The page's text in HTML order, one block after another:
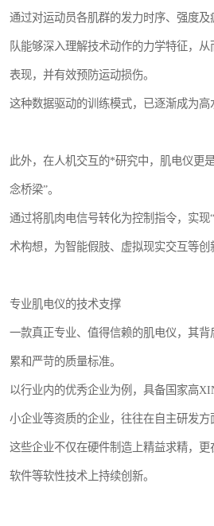
通过对运动员各肌群的发力时序、强度
队能够深入理解技术动作的力学特征，
表现，并有效预防运动损伤。
这种数据驱动的训练模式，已逐渐成为高
此外，在人机交互的*研究中，肌电仪更
念桥梁”。
通过将肌肉电信号转化为控制指令，实现
术构想，为智能假肢、虚拟现实交互等创
专业肌电仪的技术支撑
一款真正专业、值得信赖的肌电仪，其
累和严苛的质量标准。
以行业内的优秀企业为例，具备国家高
小企业等资质的企业，往往在自主研发方
这些企业不仅在硬件制造上精益求精，
软件等软性技术上持续创新。